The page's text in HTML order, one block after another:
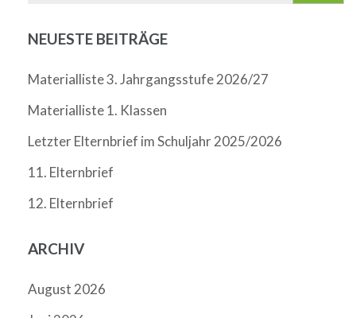
NEUESTE BEITRÄGE
Materialliste 3. Jahrgangsstufe 2026/27
Materialliste 1. Klassen
Letzter Elternbrief im Schuljahr 2025/2026
11. Elternbrief
12. Elternbrief
ARCHIV
August 2026